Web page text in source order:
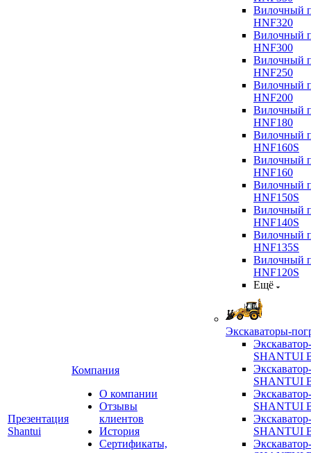
Презентация
Shantui
Компания
О компании
Отзывы
клиентов
История
Сертификаты,
Вилочный
HNF320
Вилочный
HNF300
Вилочный
HNF250
Вилочный
HNF200
Вилочный
HNF180
Вилочный
HNF160S
Вилочный
HNF160
Вилочный
HNF150S
Вилочный
HNF140S
Вилочный
HNF135S
Вилочный
HNF120S
Ещё
Экскаваторы-
SHANTUI
SHANTUI
SHANTUI
SHANTUI